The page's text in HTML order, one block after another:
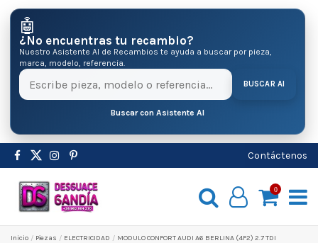
🤖
¿No encuentras tu recambio?
Nuestro Asistente AI de Recambios te ayuda a buscar por pieza,
marca, modelo, referencia.
BUSCAR AI
Buscar con Asistente AI
Contáctenos
0
Inicio Pіezas ELECTRICIDAD
MODULO CONFORT AUDI A6 BERLINA (4F2) 2.7 TDI